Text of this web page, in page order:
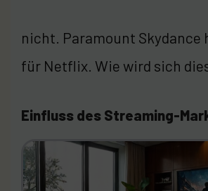
nicht. Paramount Skydance
für Netflix. Wie wird sich
Einfluss des Streaming-